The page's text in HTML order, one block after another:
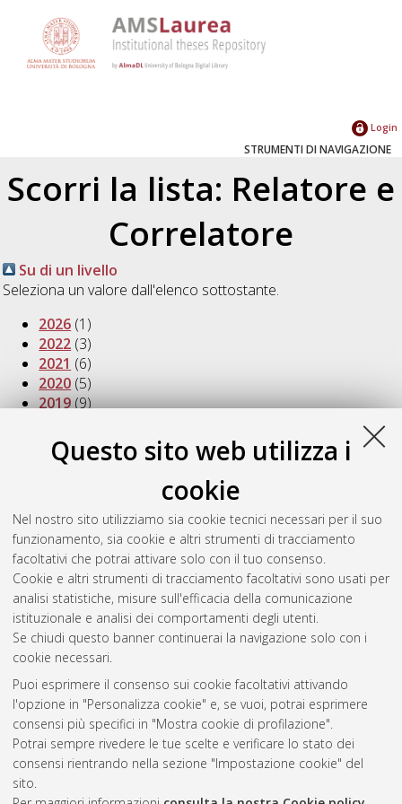
Questo sito web utilizza i
cookie
Nel nostro sito utilizziamo sia cookie tecnici necessari per il suo
funzionamento, sia cookie e altri strumenti di tracciamento
facoltativi che potrai attivare solo con il tuo consenso.
Cookie e altri strumenti di tracciamento facoltativi sono usati per
analisi statistiche, misure sull'efficacia della comunicazione
istituzionale e analisi dei comportamenti degli utenti.
Se chiudi questo banner continuerai la navigazione solo con i
cookie necessari.
Puoi esprimere il consenso sui cookie facoltativi attivando
l'opzione in "Personalizza cookie" e, se vuoi, potrai esprimere
consensi più specifici in "Mostra cookie di profilazione".
Potrai sempre rivedere le tue scelte e verificare lo stato dei
consensi rientrando nella sezione "Impostazione cookie" del
sito.
Login
STRUMENTI DI NAVIGAZIONE
Scorri la lista: Relatore e
Correlatore
Su di un livello
Seleziona un valore dall'elenco sottostante.
2026 (1)
2022 (3)
2021 (6)
2020 (5)
2019(9)
2017(6)
2016(10)
2012(22)
2011(19)
2010 (13)
2009(7)
2008(8)
2007(1)
Atom
Rss 1.0
Rss 2.0